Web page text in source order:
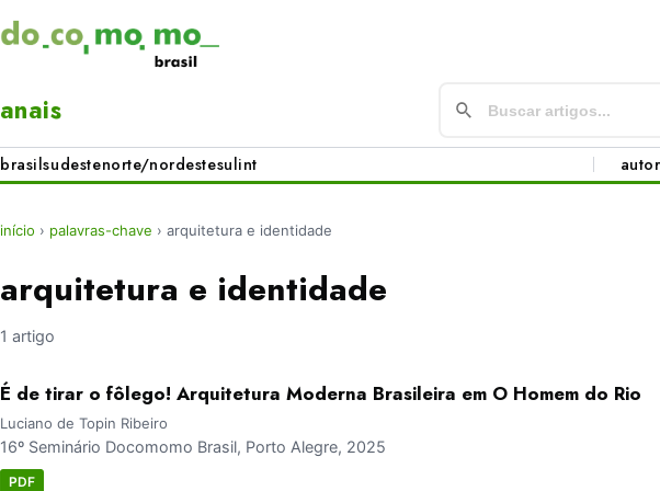
anais
brasilsudestenorte/nordestesulint
início › palavras-chave › arquitetura e identidade
arquitetura e identidade
1 artigo
É de tirar o fôlego! Arquitetura Moderna Brasileira em O Homem do Rio
Luciano de Topin Ribeiro
16º Seminário Docomomo Brasil, Porto Alegre, 2025
PDF